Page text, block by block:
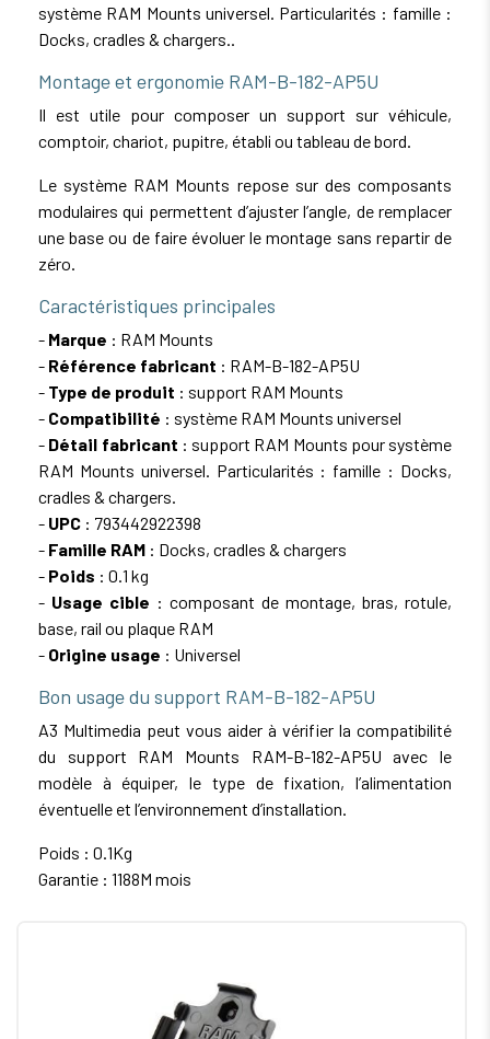
système RAM Mounts universel. Particularités : famille :
Docks, cradles & chargers..
Montage et ergonomie RAM-B-182-AP5U
Il est utile pour composer un support sur véhicule,
comptoir, chariot, pupitre, établi ou tableau de bord.
Le système RAM Mounts repose sur des composants
modulaires qui permettent d’ajuster l’angle, de remplacer
une base ou de faire évoluer le montage sans repartir de
zéro.
Caractéristiques principales
- Marque : RAM Mounts
- Référence fabricant : RAM-B-182-AP5U
- Type de produit : support RAM Mounts
- Compatibilité : système RAM Mounts universel
- Détail fabricant : support RAM Mounts pour système
RAM Mounts universel. Particularités : famille : Docks,
cradles & chargers.
- UPC : 793442922398
- Famille RAM : Docks, cradles & chargers
- Poids : 0.1 kg
- Usage cible : composant de montage, bras, rotule,
base, rail ou plaque RAM
- Origine usage : Universel
Bon usage du support RAM-B-182-AP5U
A3 Multimedia peut vous aider à vérifier la compatibilité
du support RAM Mounts RAM-B-182-AP5U avec le
modèle à équiper, le type de fixation, l’alimentation
éventuelle et l’environnement d’installation.
Poids : 0.1Kg
Garantie : 1188M mois